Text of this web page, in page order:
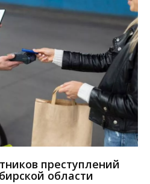
преступлений
области